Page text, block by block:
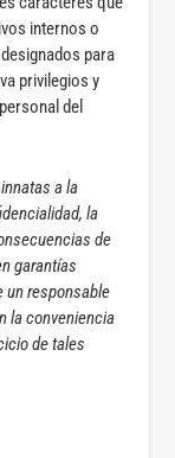
internos o
para
privilegios y
del
a la
la
de
garantías
un responsable
la conveniencia
de tales